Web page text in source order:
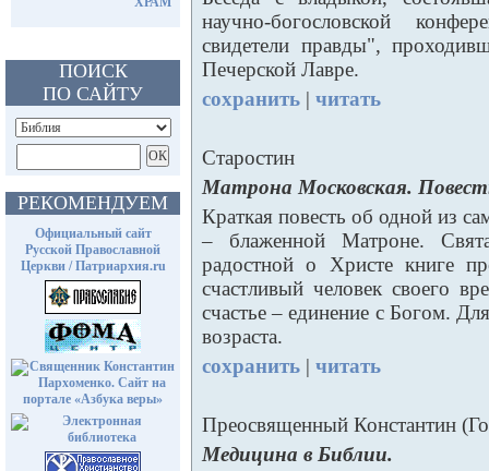
ПОИСК
ПО САЙТУ
РЕКОМЕНДУЕМ
Официальный сайт
Русской Православной
Церкви / Патриархия.ru
научно-богословской
свидетели правды",
Печерской Лавре.
сохранить | читать
Старостин
Матрона Московская.
Краткая повесть об одной из
– блаженной Матроне.
радостной о Христе книге
счастливый человек своего
счастье – единение с Богом.
возраста.
сохранить | читать
Преосвященный Константин
Медицина в Библии.